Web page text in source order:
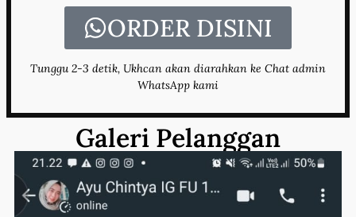
ORDER DISINI
Tunggu 2-3 detik, Ukhcan akan diarahkan ke Chat admin
WhatsApp kami
Galeri Pelanggan